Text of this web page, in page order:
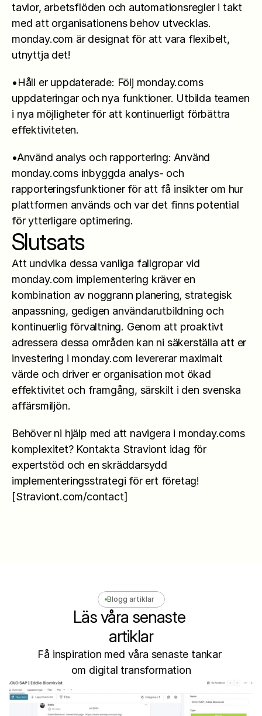
tavlor, arbetsflöden och automationsregler i takt
med att organisationens behov utvecklas.
monday.com är designat för att vara flexibelt,
utnyttja det!
•Håll er uppdaterade: Följ monday.coms
uppdateringar och nya funktioner. Utbilda teamen
i nya möjligheter för att kontinuerligt förbättra
effektiviteten.
•Använd analys och rapportering: Använd
monday.coms inbyggda analys- och
rapporteringsfunktioner för att få insikter om hur
plattformen används och var det finns potential
för ytterligare optimering.
Slutsats
Att undvika dessa vanliga fallgropar vid
monday.com implementering kräver en
kombination av noggrann planering, strategisk
anpassning, gedigen användarutbildning och
kontinuerlig förvaltning. Genom att proaktivt
adressera dessa områden kan ni säkerställa att er
investering i monday.com levererar maximalt
värde och driver er organisation mot ökad
effektivitet och framgång, särskilt i den svenska
affärsmiljön.
Behöver ni hjälp med att navigera i monday.coms
komplexitet? Kontakta Straviont idag för
expertstöd och en skräddarsydd
implementeringsstrategi för ert företag!
[Straviont.com/contact]
Blogg artiklar
Läs våra senaste
artiklar
Få inspiration med våra senaste tankar
om digital transformation